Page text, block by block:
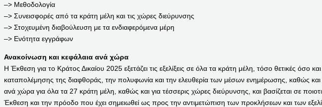
–> Μεθοδολογία
–> Συνεισφορές από τα κράτη μέλη και τις χώρες διεύρυνσης
–> Στοχευμένη διαβούλευση με τα ενδιαφερόμενα μέρη
–> Ενότητα εγγράφων
Ανακοίνωση και κεφάλαια ανά χώρα
Η Έκθεση για το Κράτος Δικαίου 2025 εξετάζει τις εξελίξεις σε όλα τα κράτη μέλη, τόσο θετικές όσο
καταπολέμησης της διαφθοράς, την πολυφωνία και την ελευθερία των μέσων ενημέρωσης, καθώς και
ανά χώρα για όλα τα 27 κράτη μέλη, καθώς και για τέσσερις χώρες διεύρυνσης, και βασίζεται σε
Έκθεση και την πρόοδο που έχει σημειωθεί ως προς την αντιμετώπιση των προκλήσεων και των